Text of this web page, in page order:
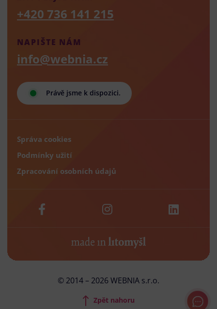
Právě jsme k dispozici.
NAPIŠTE NÁM
info@webnia.cz
+420 736 141 215
Správa cookies
Podmínky užití
Zpracování osobních údajů
© 2014 – 2026 WEBNIA s.r.o.
Zpět nahoru